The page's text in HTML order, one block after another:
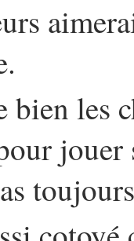
bien les